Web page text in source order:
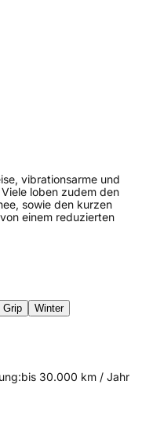
vibrationsarme und
loben zudem den
sowie den kurzen
einem reduzierten
Grip
Winter
bis 30.000 km / Jahr